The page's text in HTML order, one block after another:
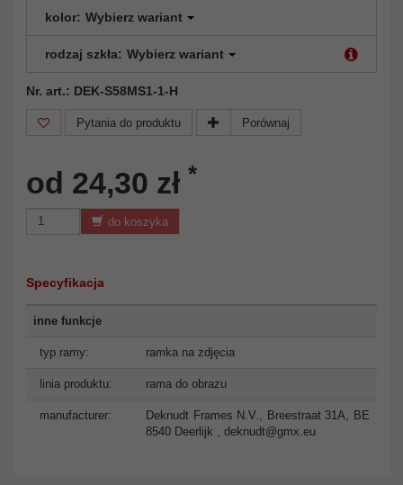
kolor: Wybierz wariant
rodzaj szkła: Wybierz wariant
Nr. art.: DEK-S58MS1-1-H
Pytania do produktu Porównaj
od 24,30 zł *
do koszyka
Specyfikacja
inne funkcje
typ ramy: ramka na zdjęcia
linia produktu: rama do obrazu
manufacturer:
Deknudt Frames N.V., Breestraat 31A, BE
8540 Deerlijk , deknudt@gmx.eu